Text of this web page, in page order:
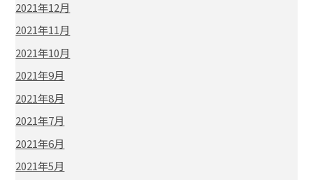
2021年12月
2021年11月
2021年10月
2021年9月
2021年8月
2021年7月
2021年6月
2021年5月